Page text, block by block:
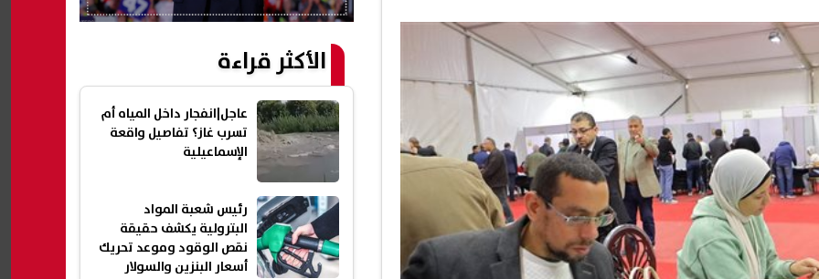
الأكثر قراءة
عاجل|انفجار داخل المياه أم
تسرب غاز؟ تفاصيل واقعة
الإسماعيلية
رئيس شعبة المواد
البترولية يكشف حقيقة
نقص الوقود وموعد تحريك
أسعار البنزين والسولار